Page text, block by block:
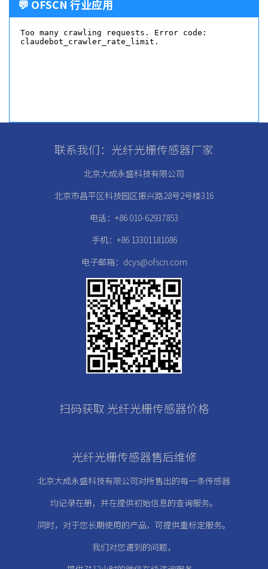
💬 OFSCN 行业应用
联系我们：光纤光栅传感器厂家
北京大成永盛科技有限公司
北京市昌平区科技园区振兴路28号2号楼316
电话：+86 010-62937853
手机：+86 13301181086
电子邮箱：dcys@ofscn.com
扫码获取 光纤光栅传感器价格
光纤光栅传感器售后维修
北京大成永盛科技有限公司对所售出的每一条传感器
均记录在册， 并在提供初始信息的查询服务。
同时，对于您长期使用的产品，可提供重标定服务。
我们对您遇到的问题，